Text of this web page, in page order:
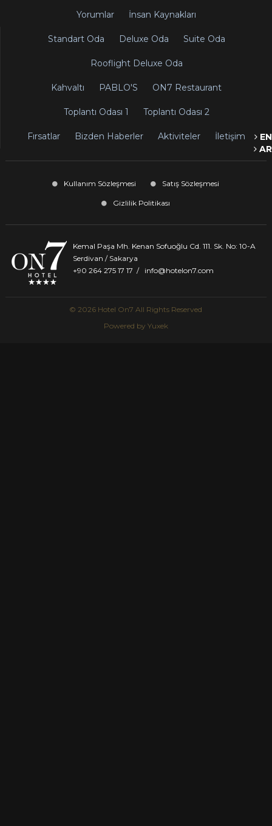
Yorumlar İnsan Kaynakları
Standart Oda Deluxe Oda Suite Oda
Rooflight Deluxe Oda
Kahvaltı PABLO'S ON7 Restaurant
Toplantı Odası 1 Toplantı Odası 2
Fırsatlar Bizden Haberler Aktiviteler İletişim
EN
AR
Kullanım Sözleşmesi Satış Sözleşmesi
Gizlilik Politikası
Kemal Paşa Mh. Kenan Sofuoğlu Cd. 111. Sk. No: 10-A
Serdivan / Sakarya
+90 264 275 17 17 / info@hotelon7.com
© 2026 Hotel On7 All Rights Reserved
Powered by Yuxek